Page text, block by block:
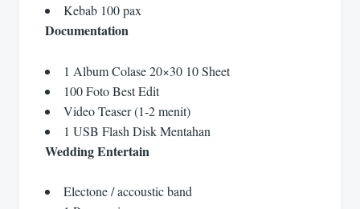
Kebab 100 pax
Documentation
1 Album Colase 20×30 10 Sheet
100 Foto Best Edit
Video Teaser (1-2 menit)
1 USB Flash Disk Mentahan
Wedding Entertain
Electone / accoustic band